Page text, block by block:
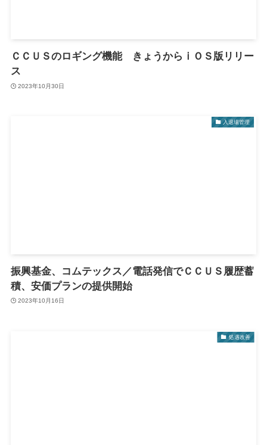
ＣＣＵＳのロギング機能 きょうからⅰＯＳ版リリー
ス
2023年10月30日
入退場管理
振興基金、コムテックス／電話発信でＣＣＵＳ履歴蓄
積、安価プランの提供開始
2023年10月16日
処遇改善